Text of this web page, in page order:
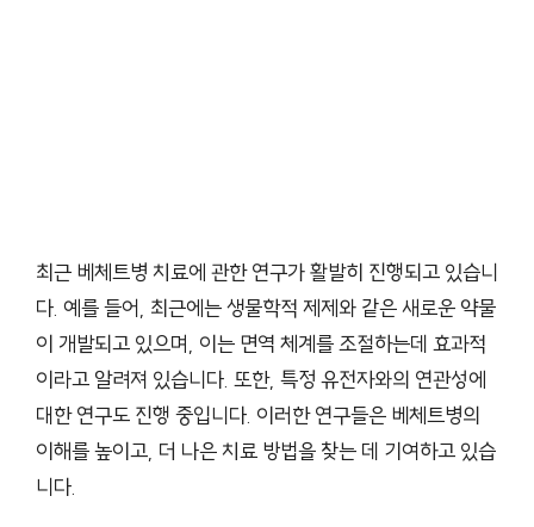
최근 베체트병 치료에 관한 연구가 활발히 진행되고 있습니
다. 예를 들어, 최근에는 생물학적 제제와 같은 새로운 약물
이 개발되고 있으며, 이는 면역 체계를 조절하는데 효과적
이라고 알려져 있습니다. 또한, 특정 유전자와의 연관성에
대한 연구도 진행 중입니다. 이러한 연구들은 베체트병의
이해를 높이고, 더 나은 치료 방법을 찾는 데 기여하고 있습
니다.